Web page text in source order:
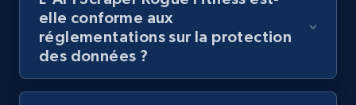
Lazada - Products
URL, Title, Rating, Reviews, Initial price, Final
price, Currency, Stock, and more.
991+ 165+ Essai gratuit
elle conforme aux
réglementations sur la protection
des données ?